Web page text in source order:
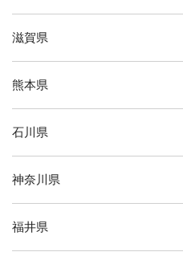
滋賀県
熊本県
石川県
神奈川県
福井県